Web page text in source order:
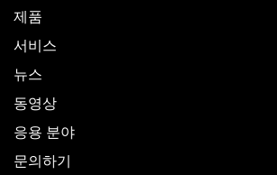
제품
서비스
뉴스
동영상
응용 분야
문의하기